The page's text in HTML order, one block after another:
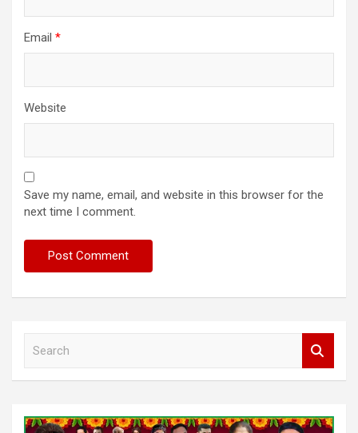
Email *
Website
Save my name, email, and website in this browser for the
next time I comment.
h